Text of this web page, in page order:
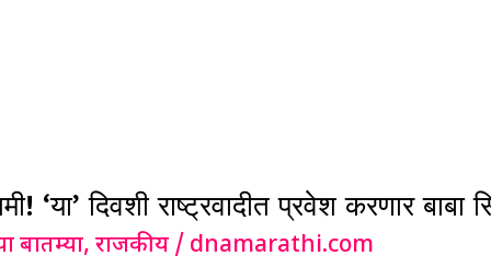
दिवशी राष्ट्रवादीत प्रवेश करणार बाबा
बातम्या,राजकीय / dnamarathi.com